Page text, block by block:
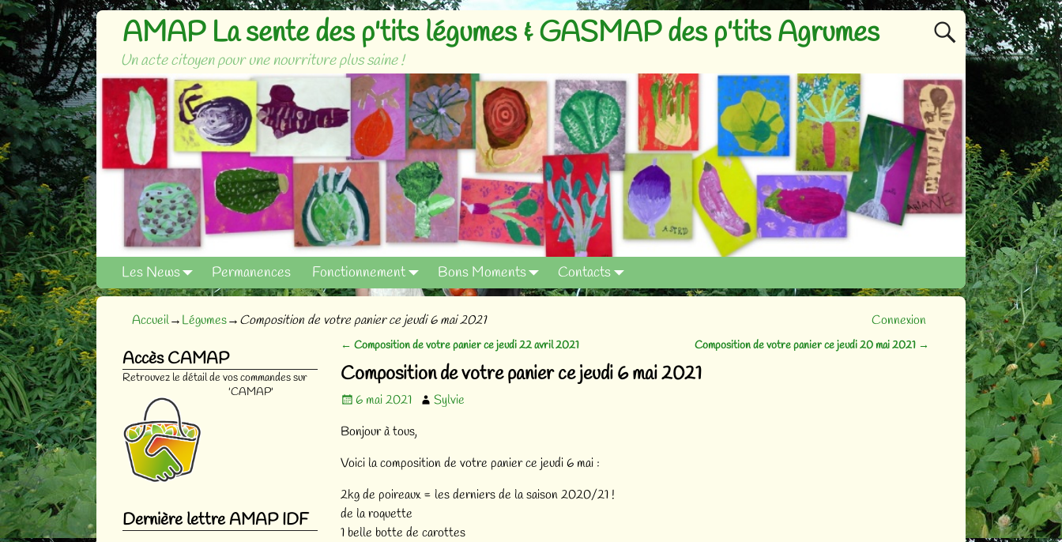
AMAP La sente des p'tits légumes & GASMAP des p'tits Agrumes
Un acte citoyen pour une nourriture plus saine !
Les News Permanences Fonctionnement Bons Moments Contacts
Accueil→Légumes→Composition de votre panier ce jeudi 6 mai 2021 Connexion
Navigation des articles
← Composition de votre panier ce jeudi 22 avril 2021 Composition de votre panier ce jeudi 20 mai 2021 →
Composition de votre panier ce jeudi 6 mai 2021
6 mai 2021
Sylvie
Bonjour à tous,
Voici la composition de votre panier ce jeudi 6 mai :
2kg de poireaux = les derniers de la saison 2020/21 !
de la roquette
1 belle botte de carottes
Accès CAMAP
Retrouvez le détail de vos commandes sur
'CAMAP'
Dernière lettre AMAP IDF